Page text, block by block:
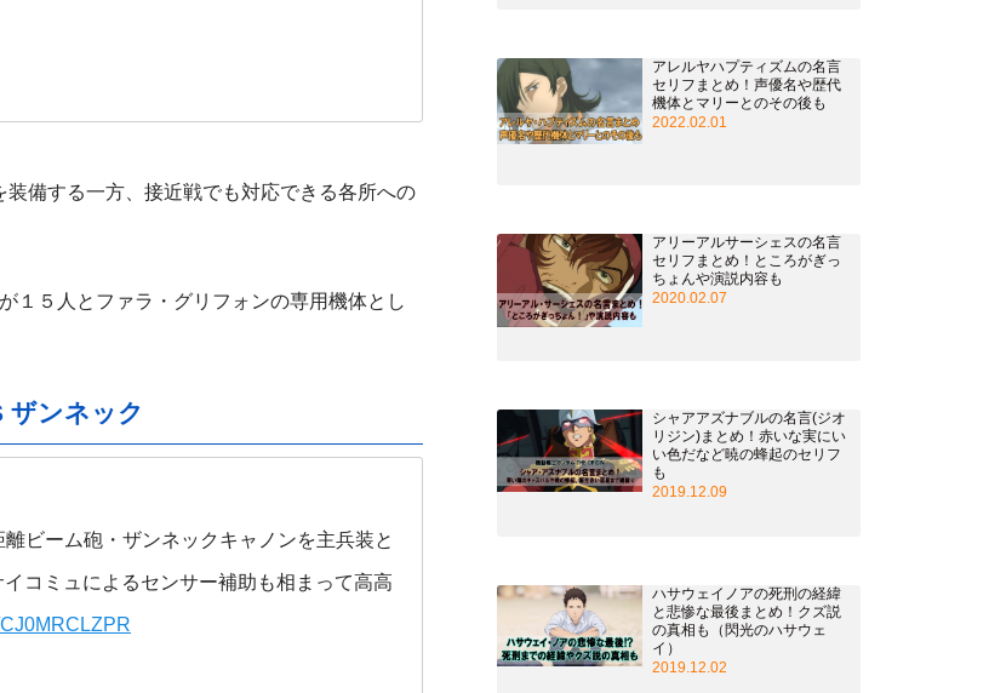
備する一方、接近戦でも対応できる各所への
１５人とファラ・グリフォンの専用機体とし
ザンネック
ビーム砲・ザンネックキャノンを主兵装と
コミュによるセンサー補助も相まって高高
アレルヤハプティズムの名言
セリフまとめ！声優名や歴代
機体とマリーとのその後も
2022.02.01
アリーアルサーシェスの名言
セリフまとめ！ところがぎっ
ちょんや演説内容も
2020.02.07
シャアアズナブルの名言(ジオ
リジン)まとめ！赤いな実にい
い色だなど暁の蜂起のセリフ
も
2019.12.09
ハサウェイノアの死刑の経緯
と悲惨な最後まとめ！クズ説
の真相も（閃光のハサウェ
イ）
2019.12.02